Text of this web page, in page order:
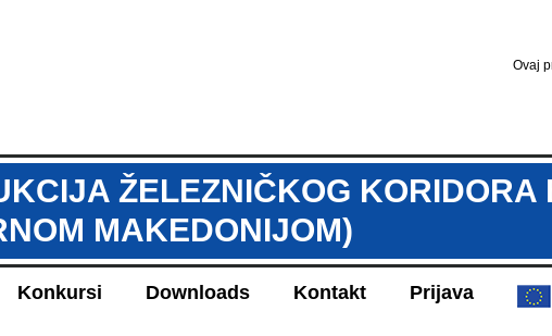
Ovaj
ŽELEZNIČKOG KORIDORA
MAKEDONIJOM)
Konkursi Downloads Kontakt Prijava